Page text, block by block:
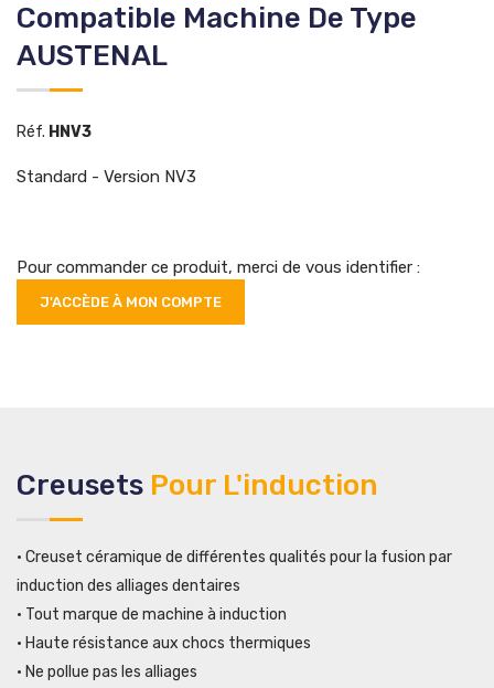
Compatible Machine De Type
AUSTENAL
Réf. HNV3
Standard - Version NV3
Pour commander ce produit, merci de vous identifier :
J'ACCÈDE À MON COMPTE
Creusets Pour L'induction
• Creuset céramique de différentes qualités pour la fusion par
induction des alliages dentaires
• Tout marque de machine à induction
• Haute résistance aux chocs thermiques
• Ne pollue pas les alliages